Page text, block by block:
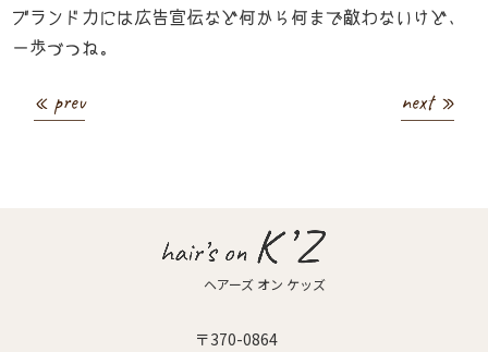
Access
ブランド力には広告宣伝など何から何まで敵わないけど、
一歩づつね。
« prev next »
ヘアーズ オン ケッズ
〒370-0864